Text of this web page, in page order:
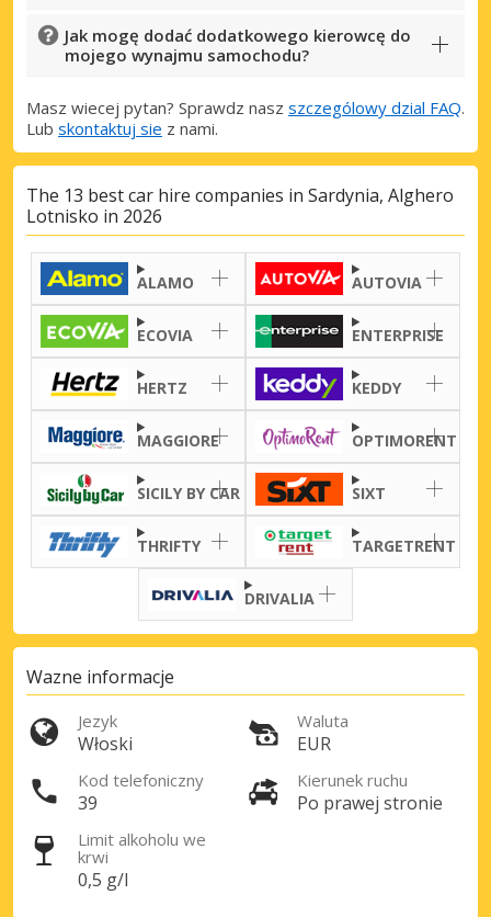
Najlepsze oszczędności
Uzyskaj dostęp do ekskluzywnych ofert
partnerów
Zaloguj się przez eLink
Jak mogę dodać dodatkowego kierowcę do
mojego wynajmu samochodu?
Masz wiecej pytan? Sprawdz nasz szczególowy dzial FAQ.
Lub skontaktuj sie z nami.
The 13 best car hire companies in Sardynia, Alghero
Lotnisko in 2026
ALAMO AUTOVIA
ECOVIA ENTERPRISE
HERTZ KEDDY
MAGGIORE OPTIMORENT
SICILY BY CAR SIXT
THRIFTY TARGETRENT
DRIVALIA
Wazne informacje
Jezyk
Włoski
Waluta
EUR
Kod telefoniczny
39
Kierunek ruchu
Po prawej stronie
Limit alkoholu we
krwi
0,5 g/l